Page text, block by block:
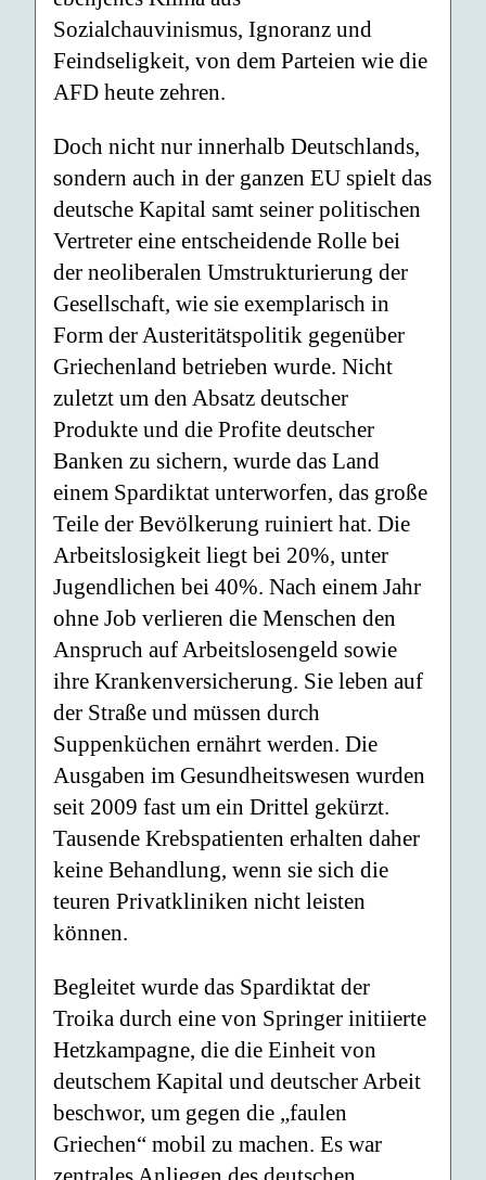
Sozialchauvinismus, Ignoranz und
Feindseligkeit, von dem Parteien wie die
AFD heute zehren.
Doch nicht nur innerhalb Deutschlands,
sondern auch in der ganzen EU spielt das
deutsche Kapital samt seiner politischen
Vertreter eine entscheidende Rolle bei
der neoliberalen Umstrukturierung der
Gesellschaft, wie sie exemplarisch in
Form der Austeritätspolitik gegenüber
Griechenland betrieben wurde. Nicht
zuletzt um den Absatz deutscher
Produkte und die Profite deutscher
Banken zu sichern, wurde das Land
einem Spardiktat unterworfen, das große
Teile der Bevölkerung ruiniert hat. Die
Arbeitslosigkeit liegt bei 20%, unter
Jugendlichen bei 40%. Nach einem Jahr
ohne Job verlieren die Menschen den
Anspruch auf Arbeitslosengeld sowie
ihre Krankenversicherung. Sie leben auf
der Straße und müssen durch
Suppenküchen ernährt werden. Die
Ausgaben im Gesundheitswesen wurden
seit 2009 fast um ein Drittel gekürzt.
Tausende Krebspatienten erhalten daher
keine Behandlung, wenn sie sich die
teuren Privatkliniken nicht leisten
können.
Begleitet wurde das Spardiktat der
Troika durch eine von Springer initiierte
Hetzkampagne, die die Einheit von
deutschem Kapital und deutscher Arbeit
beschwor, um gegen die „faulen
Griechen“ mobil zu machen. Es war